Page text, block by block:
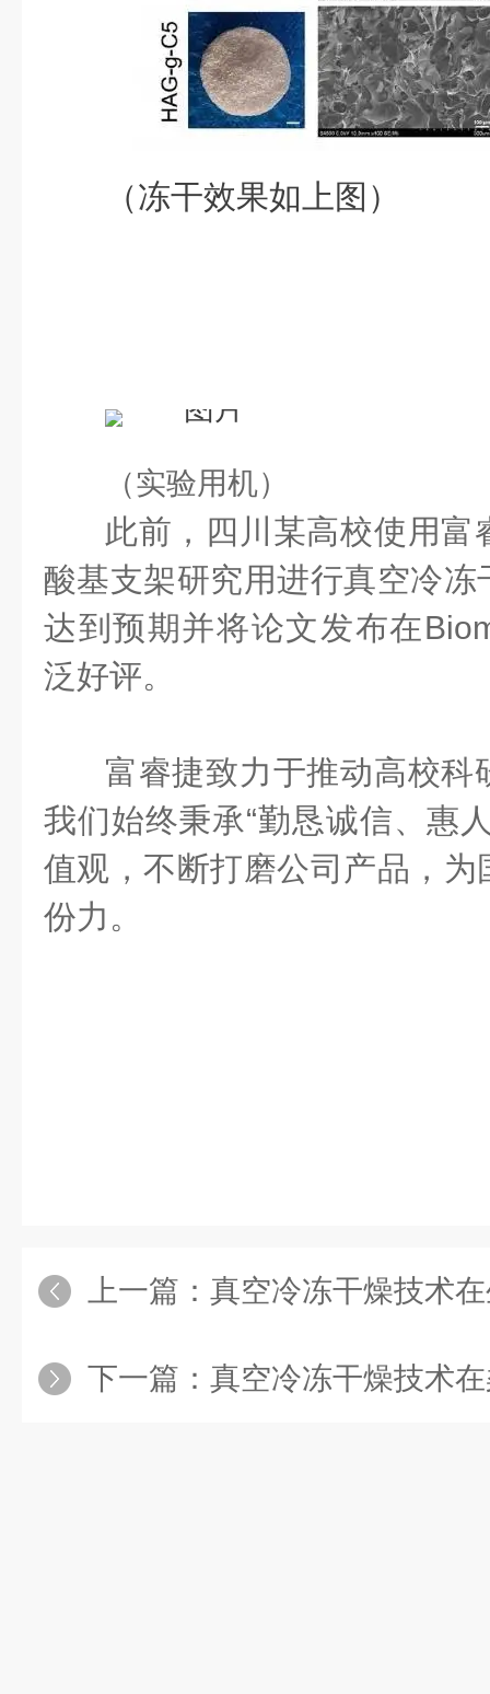
（冻干效果如上图）
（实验用机）
此前，四川某高校使用富
酸基支架研究用进行真空冷
达到预期并将论文发布在
泛好评。
富睿捷致力于推动高校科
我们始终秉承“勤恳诚信、惠
值观，不断打磨公司产品，
份力。
上一篇： 真空冷冻干燥技术
下一篇： 真空冷冻干燥技术在柔